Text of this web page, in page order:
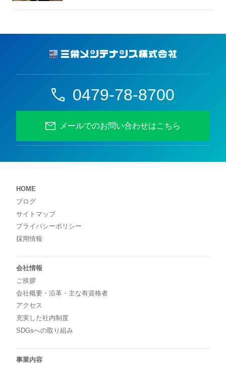
0479-78-8700
メールでのお問い合わせはこちら
HOME
ブログ
サイトマップ
プライバシーポリシー
採用情報
会社情報
ご挨拶
会社概要・沿革・主な有資格者
アクセス
充実した社内制度
SDGsへの取り組み
事業内容